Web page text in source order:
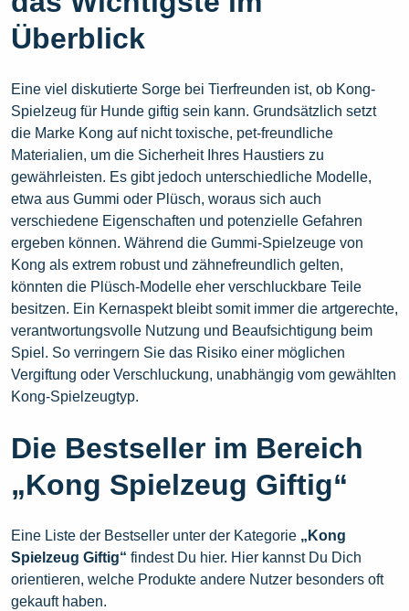
Überblick
Eine viel diskutierte Sorge bei Tierfreunden ist, ob Kong-
Spielzeug für Hunde giftig sein kann. Grundsätzlich setzt
die Marke Kong auf nicht toxische, pet-freundliche
Materialien, um die Sicherheit Ihres Haustiers zu
gewährleisten. Es gibt jedoch unterschiedliche Modelle,
etwa aus Gummi oder Plüsch, woraus sich auch
verschiedene Eigenschaften und potenzielle Gefahren
ergeben können. Während die Gummi-Spielzeuge von
Kong als extrem robust und zähnefreundlich gelten,
könnten die Plüsch-Modelle eher verschluckbare Teile
besitzen. Ein Kernaspekt bleibt somit immer die artgerechte,
verantwortungsvolle Nutzung und Beaufsichtigung beim
Spiel. So verringern Sie das Risiko einer möglichen
Vergiftung oder Verschluckung, unabhängig vom gewählten
Kong-Spielzeugtyp.
Die Bestseller im Bereich
„Kong Spielzeug Giftig“
Eine Liste der Bestseller unter der Kategorie „Kong
Spielzeug Giftig“ findest Du hier. Hier kannst Du Dich
orientieren, welche Produkte andere Nutzer besonders oft
gekauft haben.